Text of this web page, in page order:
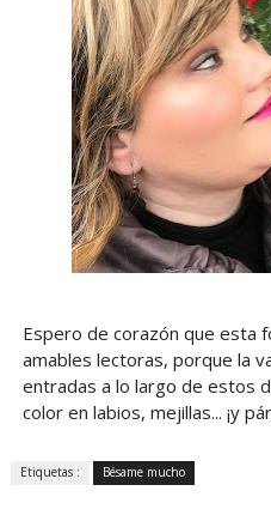
Espero de corazón que esta
amables lectoras, porque la
entradas a lo largo de estos
color en labios, mejillas... ¡y
Etiquetas : Bésame mucho